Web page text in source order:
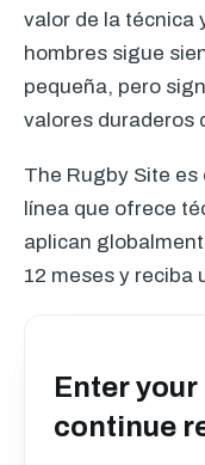
valor de la técnica
hombres sigue
pequeña, pero
valores duraderos
The Rugby Site
línea que ofrece
aplican
12 meses y reciba
Enter
continue